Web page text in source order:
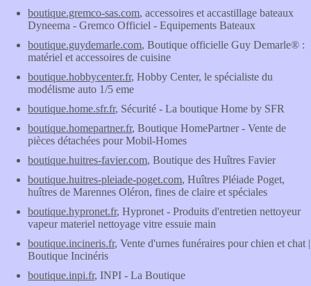
boutique.gremco-sas.com, accessoires et accastillage bateaux
Dyneema - Gremco Officiel - Equipements Bateaux
boutique.guydemarle.com, Boutique officielle Guy Demarle® :
matériel et accessoires de cuisine
boutique.hobbycenter.fr, Hobby Center, le spécialiste du
modélisme auto 1/5 eme
boutique.home.sfr.fr, Sécurité - La boutique Home by SFR
boutique.homepartner.fr, Boutique HomePartner - Vente de
pièces détachées pour Mobil-Homes
boutique.huitres-favier.com, Boutique des Huîtres Favier
boutique.huitres-pleiade-poget.com, Huîtres Pléiade Poget,
huîtres de Marennes Oléron, fines de claire et spéciales
boutique.hypronet.fr, Hypronet - Produits d'entretien nettoyeur
vapeur materiel nettoyage vitre essuie main
boutique.incineris.fr, Vente d'urnes funéraires pour chien et chat |
Boutique Incinéris
boutique.inpi.fr, INPI - La Boutique